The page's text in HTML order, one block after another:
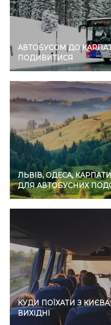
АВТОБУСОМ ДО
ПОДИВИТИСЯ
ЛЬВІВ, ОДЕСА,
ДЛЯ АВТОБУСНИХ
КУДИ ПОЇХАТИ З
ВИХІДНІ